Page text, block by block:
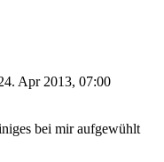
Apr 2013, 07:00
bei mir aufgewühlt